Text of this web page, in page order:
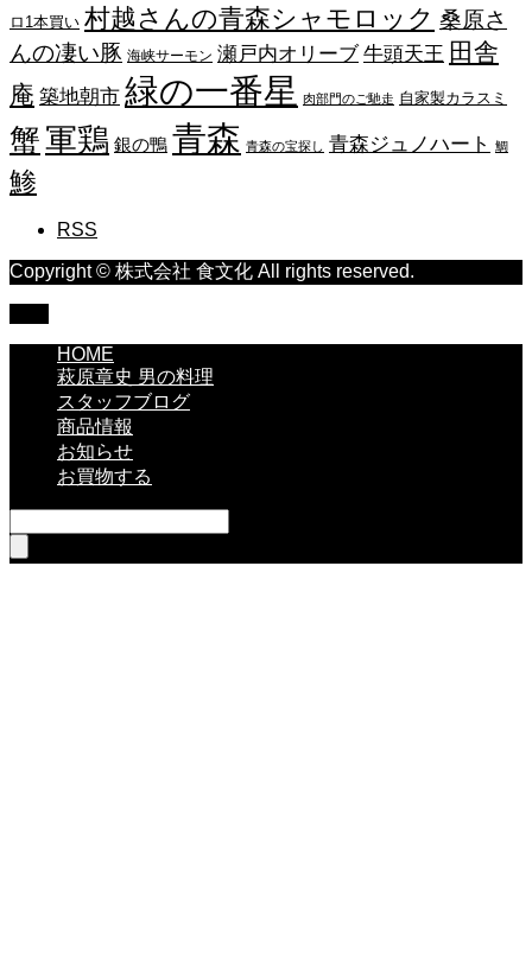
ロ1本買い 村越さんの青森シャモロック 桑原さ
んの凄い豚 海峡サーモン 瀬戸内オリーブ 牛頭天王 田舎
庵 築地朝市 緑の一番星 肉部門のご馳走 自家製カラスミ
蟹軍鶏 銀の鴨 青森 青森の宝探し 青森ジュノハート 鯛
鯵
RSS
Copyright © 株式会社 食文化 All rights reserved.
HOME
萩原章史 男の料理
スタッフブログ
商品情報
お知らせ
お買物する